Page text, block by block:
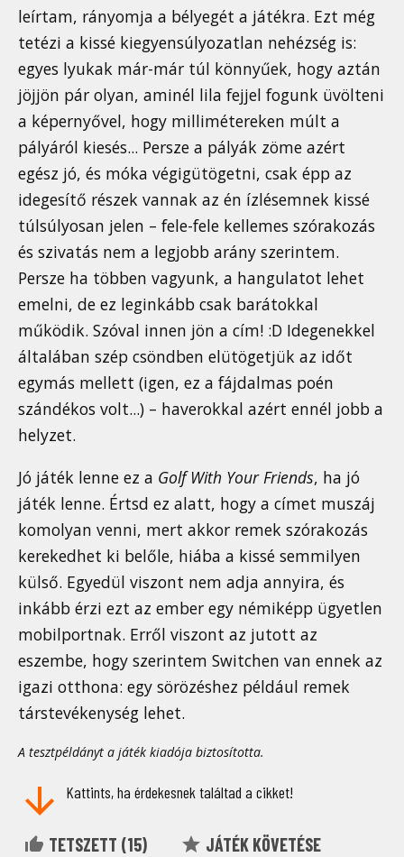
leírtam, rányomja a bélyegét a játékra. Ezt még
tetézi a kissé kiegyensúlyozatlan nehézség is:
egyes lyukak már-már túl könnyűek, hogy aztán
jöjjön pár olyan, aminél lila fejjel fogunk üvölteni
a képernyővel, hogy millimétereken múlt a
pályáról kiesés... Persze a pályák zöme azért
egész jó, és móka végigütögetni, csak épp az
idegesítő részek vannak az én ízlésemnek kissé
túlsúlyosan jelen – fele-fele kellemes szórakozás
és szivatás nem a legjobb arány szerintem.
Persze ha többen vagyunk, a hangulatot lehet
emelni, de ez leginkább csak barátokkal
működik. Szóval innen jön a cím! :D Idegenekkel
általában szép csöndben elütögetjük az időt
egymás mellett (igen, ez a fájdalmas poén
szándékos volt...) – haverokkal azért ennél jobb a
helyzet.
Jó játék lenne ez a Golf With Your Friends, ha jó
játék lenne. Értsd ez alatt, hogy a címet muszáj
komolyan venni, mert akkor remek szórakozás
kerekedhet ki belőle, hiába a kissé semmilyen
külső. Egyedül viszont nem adja annyira, és
inkább érzi ezt az ember egy némiképp ügyetlen
mobilportnak. Erről viszont az jutott az
eszembe, hogy szerintem Switchen van ennek az
igazi otthona: egy sörözéshez például remek
társtevékenység lehet.
A tesztpéldányt a játék kiadója biztosította.
Kattints, ha érdekesnek találtad a cikket!
TETSZETT (15) JÁTÉK KÖVETÉSE